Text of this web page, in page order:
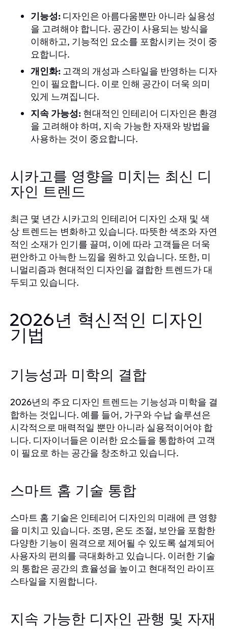
기능성: 디자인은 아름다움뿐만 아니라 실용성
을 고려해야 합니다. 공간이 사용되는 방식을
이해하고, 기능적인 요소를 포함시키는 것이 중
요합니다.
개인화: 고객의 개성과 스타일을 반영하는 디자
인이 필요합니다. 이로 인해 공간이 더욱 의미
있게 느껴집니다.
지속 가능성: 현대적인 인테리어 디자인은 환경
을 고려해야 하며, 지속 가능한 자재와 방법을
사용하는 것이 중요합니다.
시카고를 영향을 미치는 최신 디
자인 트렌드
최근 몇 년간 시카고의 인테리어 디자인 소재 및 색
상 트렌드는 변화하고 있습니다. 따뜻한 색조와 자연
적인 소재가 인기를 끌며, 이에 따라 고객들은 더욱
편안하고 아늑한 느낌을 원하고 있습니다. 또한, 미
니멀리즘과 현대적인 디자인을 결합한 트렌드가 대
두되고 있습니다.
2026년 혁신적인 디자인
기법
기능성과 미학의 결합
2026년의 주요 디자인 트렌드는 기능성과 미학을 결
합하는 것입니다. 예를 들어, 가구와 수납 솔루션은
시각적으로 매력적일 뿐만 아니라 실용적이어야 합
니다. 디자이너들은 이러한 요소들을 통합하여 고객
이 필요로 하는 공간을 창조하고 있습니다.
스마트 홈 기술 통합
스마트 홈 기술은 인테리어 디자인의 미래에 큰 영향
을 미치고 있습니다. 조명, 온도 조절, 보안을 포함한
다양한 기능이 원격으로 제어될 수 있도록 설계되어
사용자의 편의를 극대화하고 있습니다. 이러한 기술
의 통합은 공간의 효율성을 높이고 현대적인 라이프
스타일을 지원합니다.
지속 가능한 디자인 관행 및 자재